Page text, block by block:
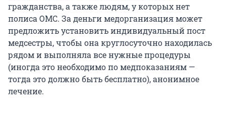
гражданства, а также людям, у которых нет
полиса ОМС. За деньги медорганизация может
предложить установить индивидуальный пост
медсестры, чтобы она круглосуточно находилась
рядом и выполняла все нужные процедуры
(иногда это необходимо по медпоказаниям —
тогда это должно быть бесплатно), анонимное
лечение.